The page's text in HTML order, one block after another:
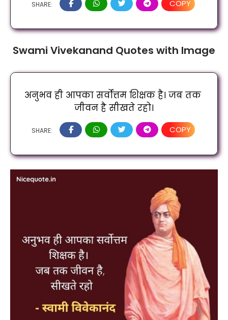
SHARE: COPY
Swami Vivekanand Quotes with Image
अनुभव ही आपका सर्वोत्तम शिक्षक है। जब तक
जीवन है सीखते रहो।
SHARE: COPY